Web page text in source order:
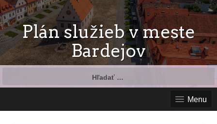
Plán služieb v meste
Bardejov
Menu